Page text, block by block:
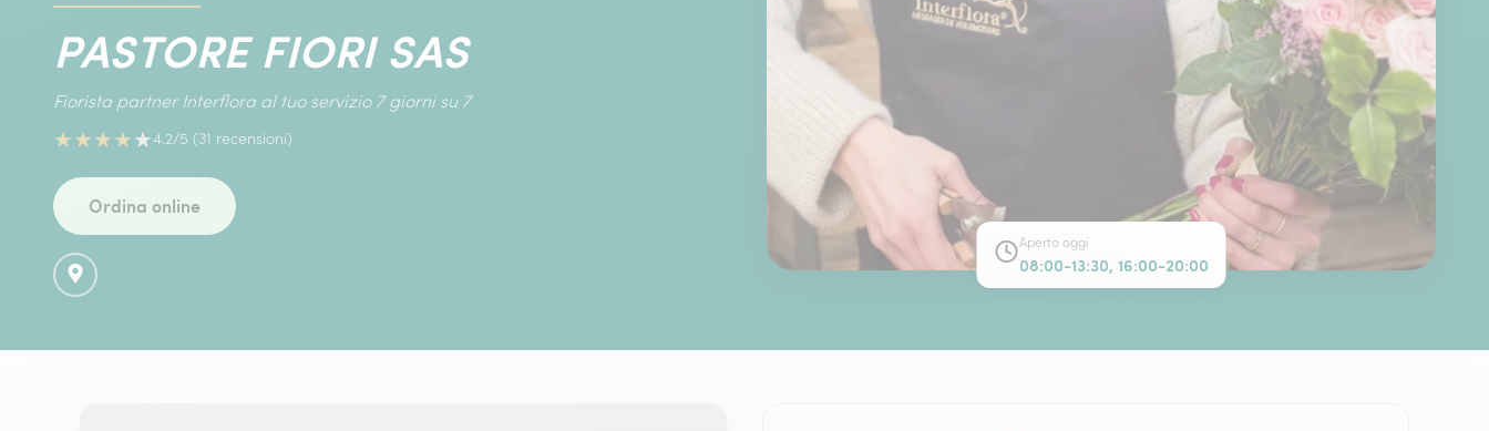
PASTORE FIORI SAS
Fiorista partner Interflora al tuo servizio 7 giorni su 7
★★★★★4.2/5 (31 recensioni)
Ordina online
Aperto oggi
08:00-13:30, 16:00-20:00